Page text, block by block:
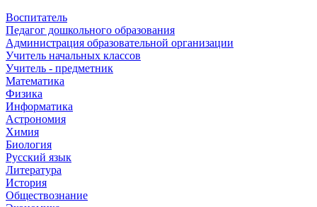
Воспитатель
Педагог дошкольного образования
Администрация образовательной организации
Учитель начальных классов
Учитель - предметник
Математика
Физика
Информатика
Астрономия
Химия
Биология
Русский язык
Литература
История
Обществознание